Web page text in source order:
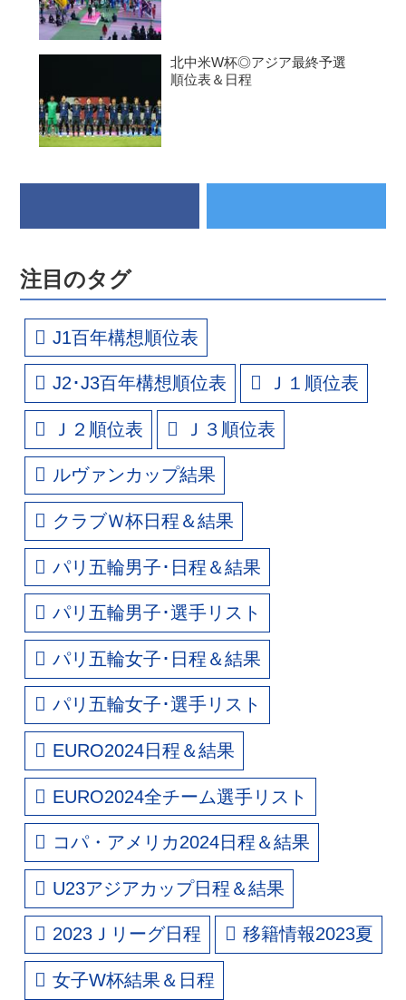
北中米W杯◎アジア最終予選
順位表＆日程
注目のタグ
J1百年構想順位表
J2･J3百年構想順位表 Ｊ１順位表
Ｊ２順位表 Ｊ３順位表
ルヴァンカップ結果
クラブＷ杯日程＆結果
パリ五輪男子･日程＆結果
パリ五輪男子･選手リスト
パリ五輪女子･日程＆結果
パリ五輪女子･選手リスト
EURO2024日程＆結果
EURO2024全チーム選手リスト
コパ・アメリカ2024日程＆結果
U23アジアカップ日程＆結果
2023Ｊリーグ日程 移籍情報2023夏
女子W杯結果＆日程